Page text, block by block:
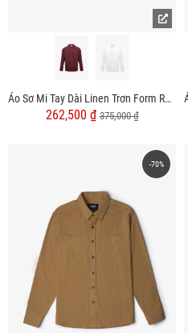
Áo Sơ Mi Tay Dài Linen Trơn Form Regular SM199
262,500 ₫375,000 ₫
-70%